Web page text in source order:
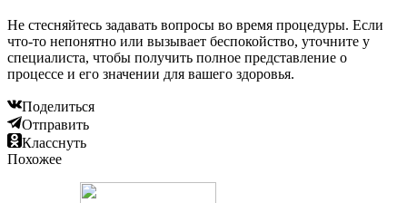
Не стесняйтесь задавать вопросы во время процедуры. Если
что-то непонятно или вызывает беспокойство, уточните у
специалиста, чтобы получить полное представление о
процессе и его значении для вашего здоровья.
Поделиться
Отправить
Класснуть
Похожее